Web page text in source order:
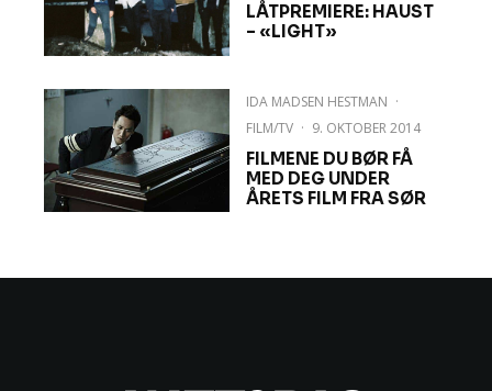
LÅTPREMIERE: HAUST
– «LIGHT»
IDA MADSEN HESTMAN ·
FILM/TV · 9. OKTOBER 2014
FILMENE DU BØR FÅ
MED DEG UNDER
ÅRETS FILM FRA SØR